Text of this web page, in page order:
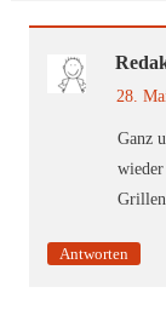
28.
Ganz
Antworten